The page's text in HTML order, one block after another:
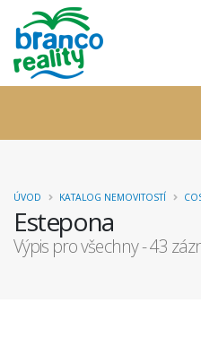
Estepona
Výpis pro všechny - 43
ÚVOD KATALOG NEMOVITOSTÍ